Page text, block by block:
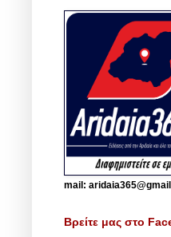
mail:
Βρείτε μας στο